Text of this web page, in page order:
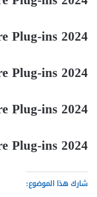
Plug-ins 2024
Plug-ins 2024
Plug-ins 2024
Plug-ins 2024
شارك هذا الموضوع: